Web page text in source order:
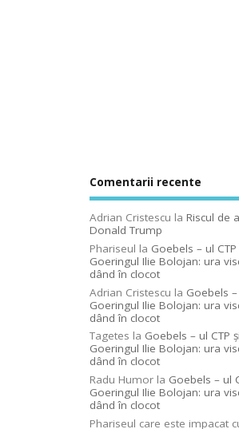
Comentarii recente
Adrian Cristescu la Riscul de
Donald Trump
Phariseul la Goebels – ul CTP
Goeringul Ilie Bolojan: ura
dând în clocot
Adrian Cristescu la Goebels –
Goeringul Ilie Bolojan: ura
dând în clocot
Tagetes la Goebels – ul CTP şi
Goeringul Ilie Bolojan: ura
dând în clocot
Radu Humor la Goebels – ul
Goeringul Ilie Bolojan: ura
dând în clocot
Phariseul care este impacat